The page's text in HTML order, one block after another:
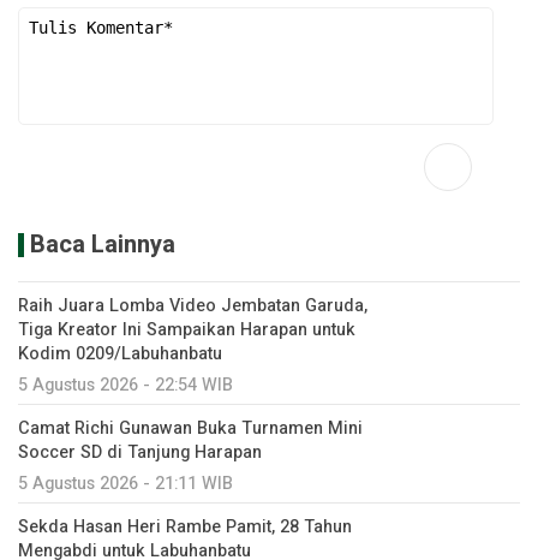
Baca Lainnya
Raih Juara Lomba Video Jembatan Garuda,
Tiga Kreator Ini Sampaikan Harapan untuk
Kodim 0209/Labuhanbatu
5 Agustus 2026 - 22:54 WIB
Camat Richi Gunawan Buka Turnamen Mini
Soccer SD di Tanjung Harapan
5 Agustus 2026 - 21:11 WIB
Sekda Hasan Heri Rambe Pamit, 28 Tahun
Mengabdi untuk Labuhanbatu